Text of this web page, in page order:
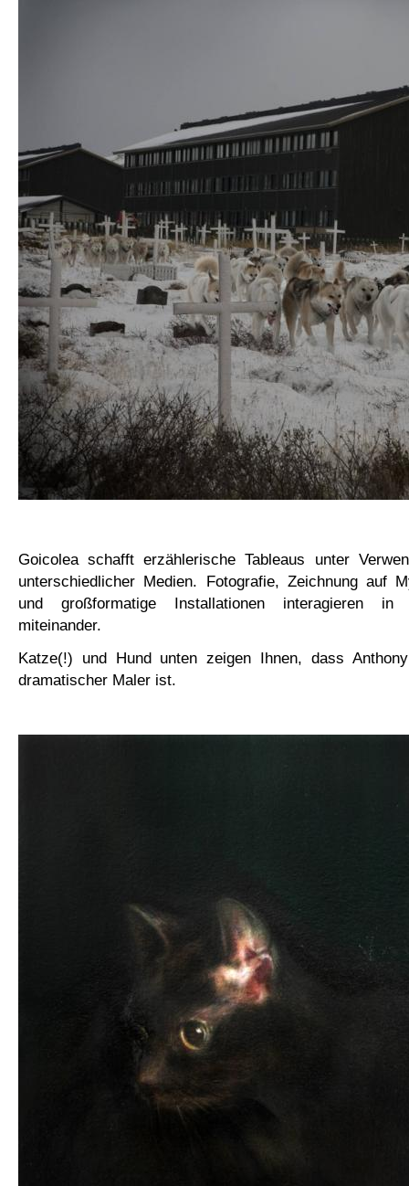
Goicolea schafft erzählerische Tableaus unter
unterschiedlicher Medien. Fotografie, Zeichnung auf
und großformatige Installationen interagieren in
miteinander.
Katze(!) und Hund unten zeigen Ihnen, dass
dramatischer Maler ist.